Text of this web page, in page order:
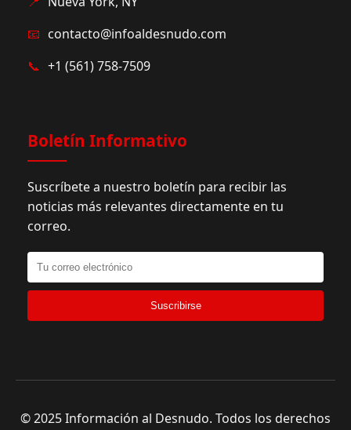
📧 contacto@infoaldesnudo.com
📞 +1 (561) 758-7509
Boletín Informativo
Suscríbete a nuestro boletín para recibir las
noticias más relevantes directamente en tu
correo.
Suscribirse
© 2025 Información al Desnudo. Todos los derechos